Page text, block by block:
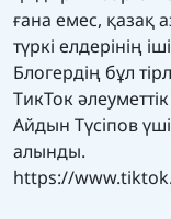
ғана емес, қазақ
түркі елдерінің
Блогердің бұл
ТикТок
Айдын Түсіпов
алынды.
https://